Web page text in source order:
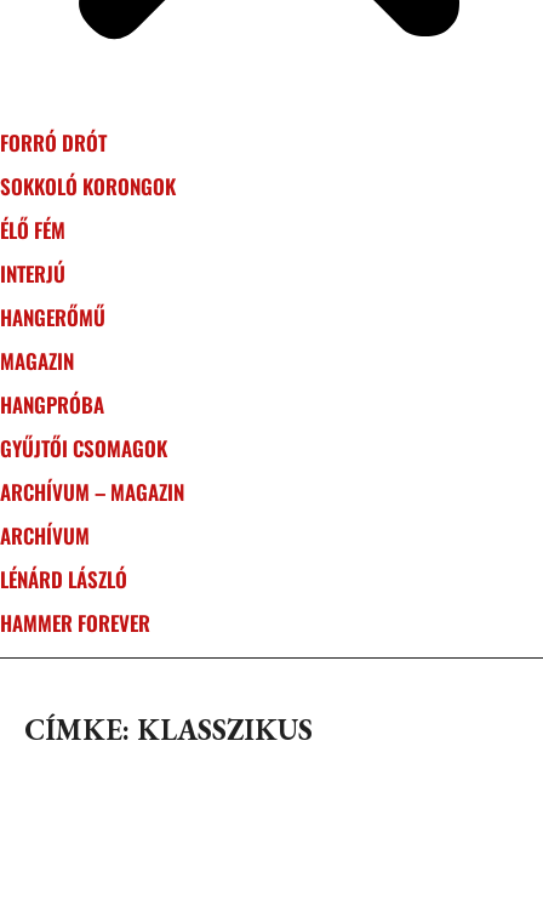
FORRÓ DRÓT
SOKKOLÓ KORONGOK
ÉLŐ FÉM
INTERJÚ
HANGERŐMŰ
MAGAZIN
HANGPRÓBA
GYŰJTŐI CSOMAGOK
ARCHÍVUM – MAGAZIN
ARCHÍVUM
LÉNÁRD LÁSZLÓ
HAMMER FOREVER
CÍMKE: KLASSZIKUS